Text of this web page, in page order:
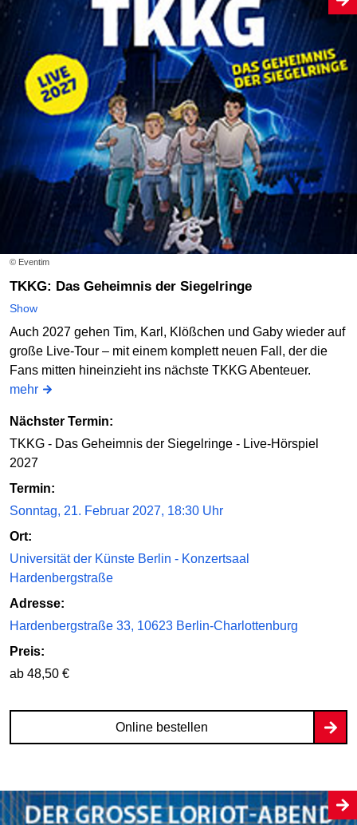
© Eventim
TKKG: Das Geheimnis der Siegelringe
Show
Auch 2027 gehen Tim, Karl, Klößchen und Gaby wieder auf
große Live-Tour – mit einem komplett neuen Fall, der die
Fans mitten hineinzieht ins nächste TKKG Abenteuer.
mehr
Nächster Termin:
TKKG - Das Geheimnis der Siegelringe - Live-Hörspiel
2027
Termin:
Sonntag, 21. Februar 2027, 18:30 Uhr
Ort:
Universität der Künste Berlin - Konzertsaal
Hardenbergstraße
Adresse:
Hardenbergstraße 33, 10623 Berlin-Charlottenburg
Preis:
ab 48,50 €
Online bestellen